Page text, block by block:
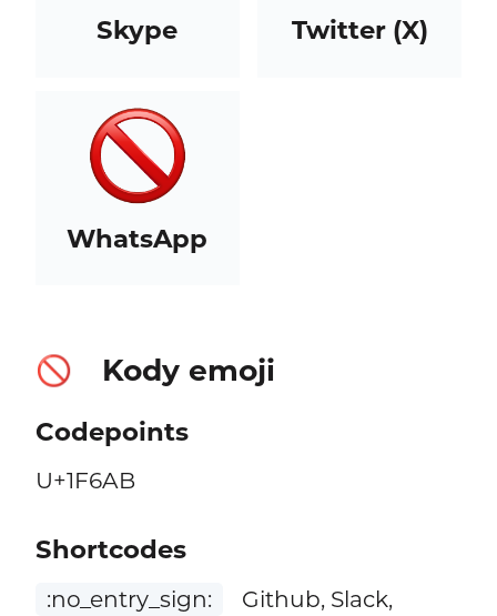
Skype Twitter (X)
WhatsApp
🚫 Kody emoji
Codepoints
U+1F6AB
Shortcodes
:no_entry_sign:
Github, Slack,